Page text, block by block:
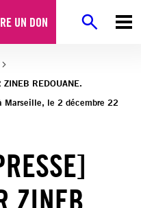
UN DON
ZINEB REDOUANE.
Marseille, le 2 décembre 22